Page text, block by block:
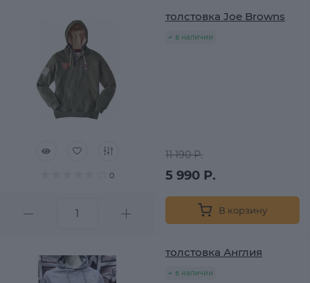
0
толстовка Joe Browns
в наличии
11 190 Р.
5 990 Р.
В корзину
толстовка Англия
в наличии